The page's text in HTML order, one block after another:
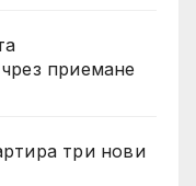
приемане
три нови